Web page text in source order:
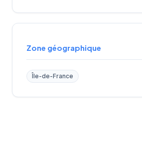
Zone géographique
Île-de-France